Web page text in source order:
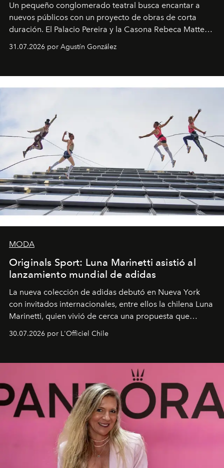
Un pequeño conglomerado teatral busca encantar a
nuevos públicos con un proyecto de obras de corta
duración. El Palacio Pereira y la Casona Rebeca Matte
son algunos de los lugares que han albergado estas
miniobras. Sus puestas en escena son limpias; ponen el
31.07.2026 por Agustín González
MODA
Originals Sport: Luna Marinetti asistió al
lanzamiento mundial de adidas
La nueva colección de adidas debutó en Nueva York
con invitados internacionales, entre ellos la chilena Luna
Marinetti, quien vivió de cerca una propuesta que
fusiona moda y rendimiento.
30.07.2026 por L'Officiel Chile